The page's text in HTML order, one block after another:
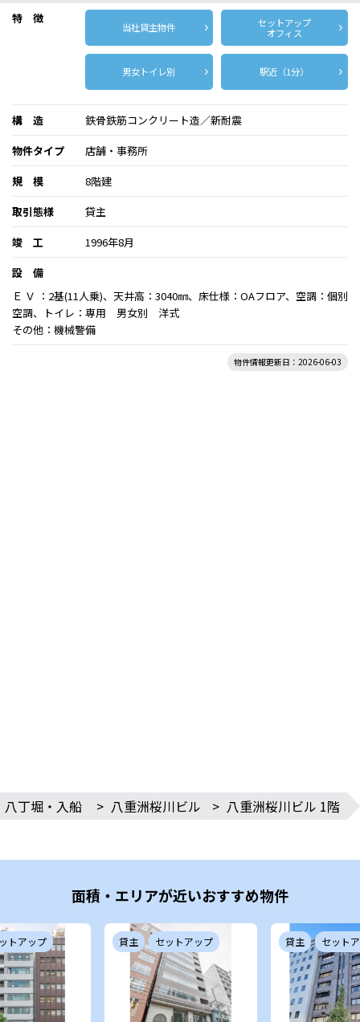
特 徴
当社貸主物件
セットアップ
オフィス
男女トイレ別 駅近（1分）
構 造
鉄骨鉄筋コンクリート造／新耐震
物件タイプ
店舗・事務所
規 模
8階建
取引態様
貸主
竣 工
1996年8月
設 備
Ｅ Ｖ ：2基(11人乗)、天井高：3040㎜、床仕様：OAフロア、空調：個別
空調、トイレ：専用 男女別 洋式
その他：機械警備
物件情報更新日：2026-06-03
丁堀・入船 > 八重洲桜川ビル > 八重洲桜川ビル 1階
面積・エリアが近いおすすめ物件
トアップ 貸主 セットアップ 貸主 セット